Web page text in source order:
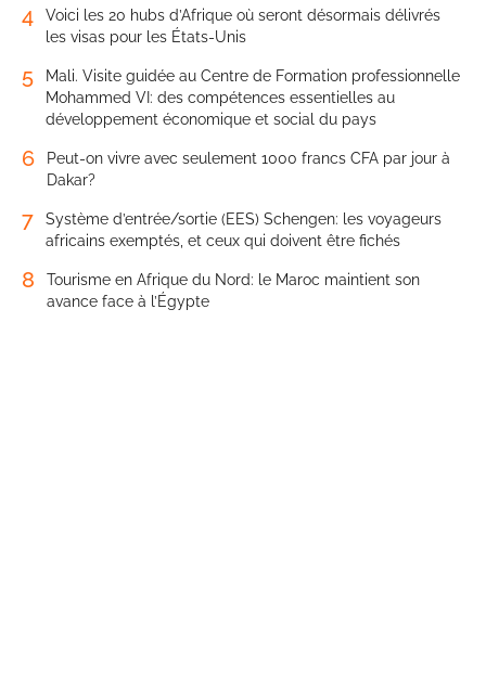
4
Voici les 20 hubs d’Afrique où seront désormais délivrés
les visas pour les États-Unis
5
Mali. Visite guidée au Centre de Formation professionnelle
Mohammed VI: des compétences essentielles au
développement économique et social du pays
6
Peut-on vivre avec seulement 1000 francs CFA par jour à
Dakar?
7
Système d’entrée/sortie (EES) Schengen: les voyageurs
africains exemptés, et ceux qui doivent être fichés
8
Tourisme en Afrique du Nord: le Maroc maintient son
avance face à l’Égypte